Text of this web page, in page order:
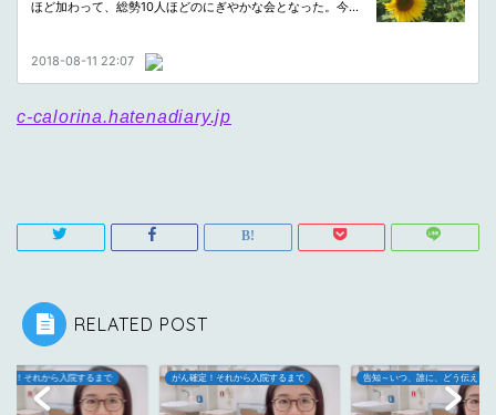
c-calorina.hatenadiary.jp
RELATED POST
定！それから入院するまで 告知～いつ、誰に、どう伝えよう？ がん確定！それから入院するまで